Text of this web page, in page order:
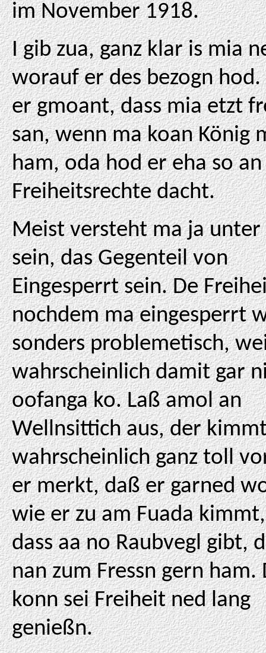
im November 1918.
I gib zua, ganz klar is mia
worauf er des bezogn hod.
er gmoant, dass mia etzt
san, wenn ma koan König
ham, oda hod er eha so an
Freiheitsrechte dacht.
Meist versteht ma ja
sein, das Gegenteil von
Eingesperrt sein. De
nochdem ma eingesperrt
sonders problemetisch,
wahrscheinlich damit gar
oofanga ko. Laß amol an
Wellnsittich aus, der
wahrscheinlich ganz toll
er merkt, daß er garned
wie er zu am Fuada
dass aa no Raubvegl gibt,
nan zum Fressn gern ham.
konn sei Freiheit ned lang
genießn.